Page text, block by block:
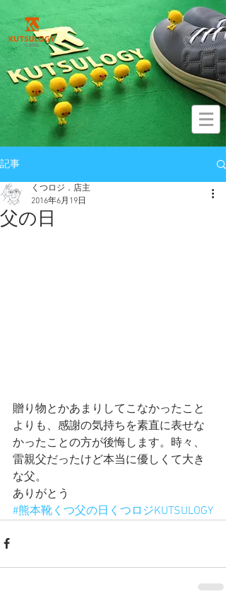
記事
父の日
くつロジ．店主
2016年6月19日
贈り物とかあまりしてこなかったこと
よりも、感謝の気持ちを素直に表せな
かったことの方が後悔します。時々、
雷親父だったけど本当に優しくて大き
な父。
ありがとう
#熊本靴くつ父の日くつロジKUTSULOGY